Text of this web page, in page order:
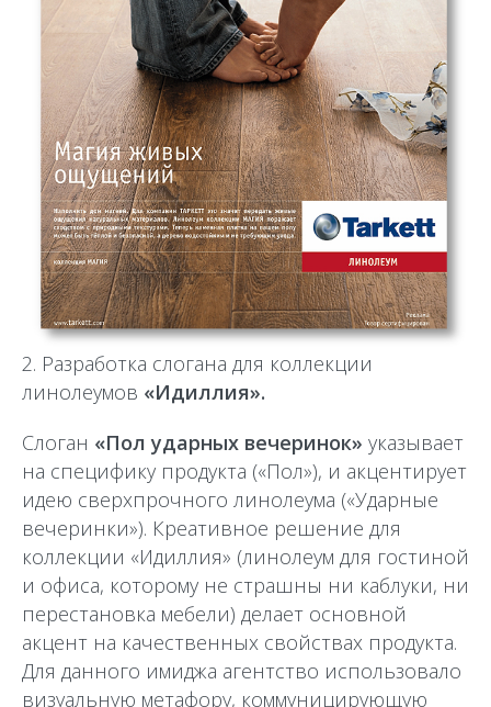
2. Разработка слогана для коллекции
линолеумов «Идиллия».
Слоган «Пол ударных вечеринок» указывает
на специфику продукта («Пол»), и акцентирует
идею сверхпрочного линолеума («Ударные
вечеринки»). Креативное решение для
коллекции «Идиллия» (линолеум для гостиной
и офиса, которому не страшны ни каблуки, ни
перестановка мебели) делает основной
акцент на качественных свойствах продукта.
Для данного имиджа агентство использовало
визуальную метафору, коммуницирующую